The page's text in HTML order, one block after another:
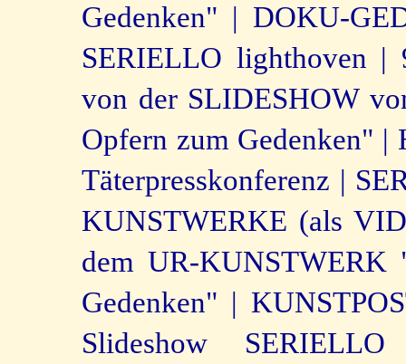
Gedenken" | DOKU-
SERIELLO lighthoven |
von der SLIDESHOW
Opfern zum Gedenken" |
Täterpresskonferenz |
KUNSTWERKE (als
dem UR-KUNSTWERK
Gedenken" |
Slideshow